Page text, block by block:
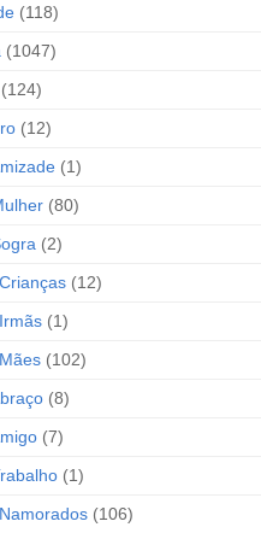
(118)
(1047)
(124)
(12)
(1)
(80)
(2)
(12)
(1)
(102)
(8)
(7)
(1)
(106)